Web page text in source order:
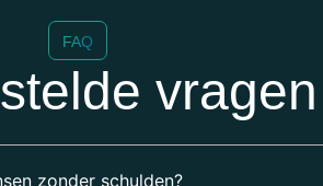
FAQ
vragen
zonder schulden?